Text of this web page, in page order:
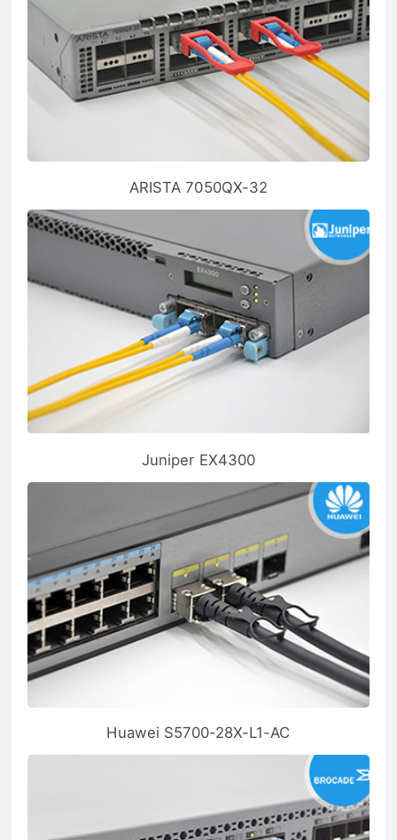
ARISTA 7050QX-32
Juniper EX4300
Huawei S5700-28X-L1-AC